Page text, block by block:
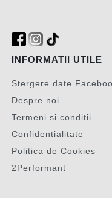
INFORMATII UTILE
Stergere date
Despre noi
Termeni si conditii
Confidentialitate
Politica de Cookies
2Performant